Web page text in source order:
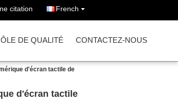
citation French
DE QUALITÉ CONTACTEZ-NOUS
d'écran tactile de
d'écran tactile